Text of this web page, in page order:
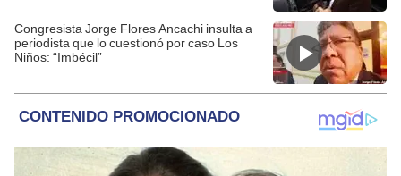
Congresista Jorge Flores Ancachi insulta a
periodista que lo cuestionó por caso Los
Niños: “Imbécil”